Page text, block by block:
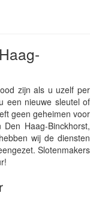
zijn als u uzelf per
een nieuwe sleutel of
geen geheimen voor
Haag-Binckhorst,
wij de diensten
Slotenmakers